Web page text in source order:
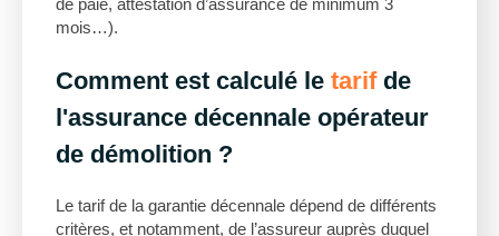
de paie, attestation d’assurance de minimum 3
mois…).
Comment est calculé le tarifde
l'assurance décennale opérateur
de démolition ?
Le tarif de la garantie décennale dépend de différents
critères, et notamment, de l’assureur auprès duquel